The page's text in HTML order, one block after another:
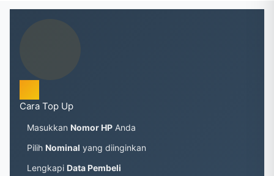
Cara Top Up
Masukkan Nomor HP Anda
Pilih Nominal yang diinginkan
Lengkapi Data Pembeli